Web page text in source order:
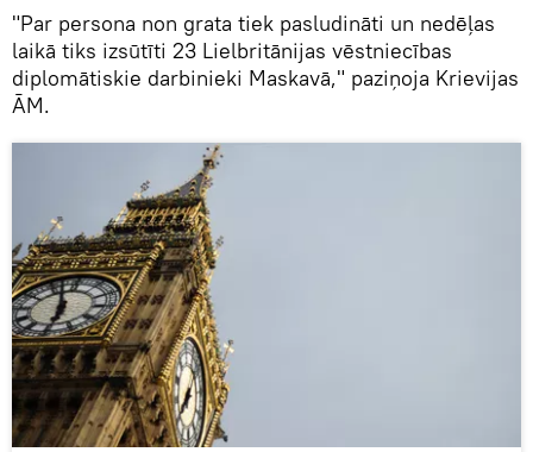
"Par persona non grata tiek pasludināti un nedēļas
laikā tiks izsūtīti 23 Lielbritānijas vēstniecības
diplomātiskie darbinieki Maskavā," paziņoja Krievijas
ĀM.